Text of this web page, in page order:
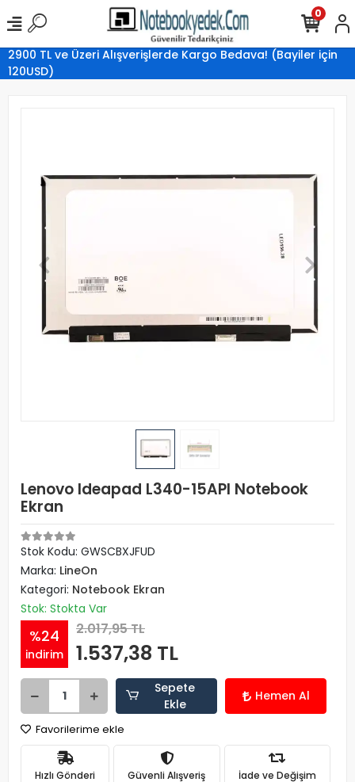
2900 TL ve Üzeri Alışverişlerde Kargo Bedava! (Bayiler için
120USD)
0
Lenovo Ideapad L340-15API Notebook
Ekran
Stok Kodu: GWSCBXJFUD
Marka: LineOn
Kategori: Notebook Ekran
Stok: Stokta Var
%24
indirim
2.017,95 TL
1.537,38 TL
Sepete
Ekle
Hemen Al
Favorilerime ekle
Hızlı Gönderi Güvenli Alışveriş İade ve Değişim